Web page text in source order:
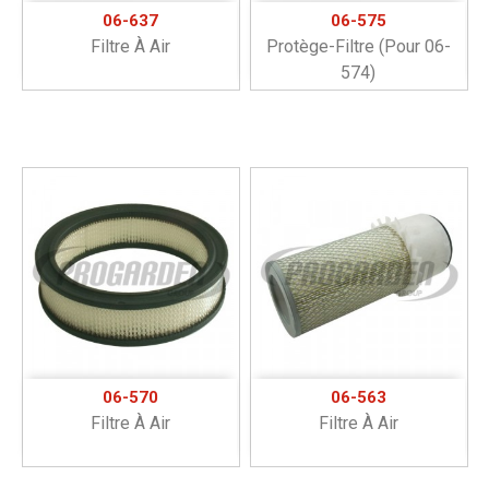
06-637
Filtre À Air
06-575
Protège-Filtre (pour 06-
574)
06-570
Filtre À Air
06-563
Filtre À Air